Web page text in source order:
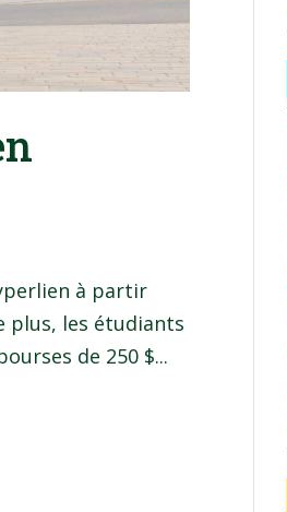
à partir
plus, les étudiants
de 250 $...